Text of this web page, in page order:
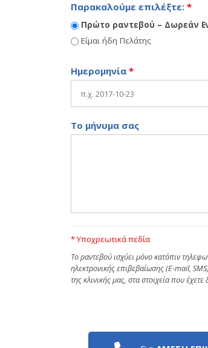
Παρακαλούμε επιλέξτε: *
Πρώτο ραντεβού – Δωρεάν
Είμαι ήδη Πελάτης
Ημερομηνία *
Το μήνυμα σας
* Υποχρεωτικά πεδία
Tο ραντεβού ισχύει μόνο κατόπιν
ηλεκτρονικής επιβεβαίωσης (E-mail,
της κλινικής μας, στα στοιχεία που έχετε